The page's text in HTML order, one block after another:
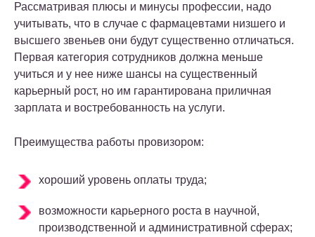
Рассматривая плюсы и минусы профессии, надо
учитывать, что в случае с фармацевтами низшего и
высшего звеньев они будут существенно отличаться.
Первая категория сотрудников должна меньше
учиться и у нее ниже шансы на существенный
карьерный рост, но им гарантирована приличная
зарплата и востребованность на услуги.
Преимущества работы провизором:
хороший уровень оплаты труда;
возможности карьерного роста в научной,
производственной и административной сферах;